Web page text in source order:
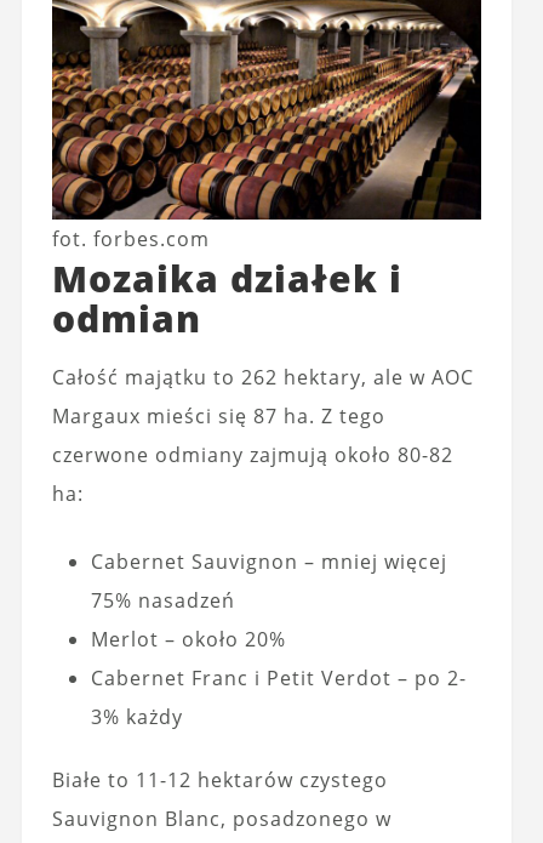
fot. forbes.com
Mozaika działek i
odmian
Całość majątku to 262 hektary, ale w AOC
Margaux mieści się 87 ha. Z tego
czerwone odmiany zajmują około 80-82
ha:
Cabernet Sauvignon – mniej więcej
75% nasadzeń
Merlot – około 20%
Cabernet Franc i Petit Verdot – po 2-
3% każdy
Białe to 11-12 hektarów czystego
Sauvignon Blanc, posadzonego w